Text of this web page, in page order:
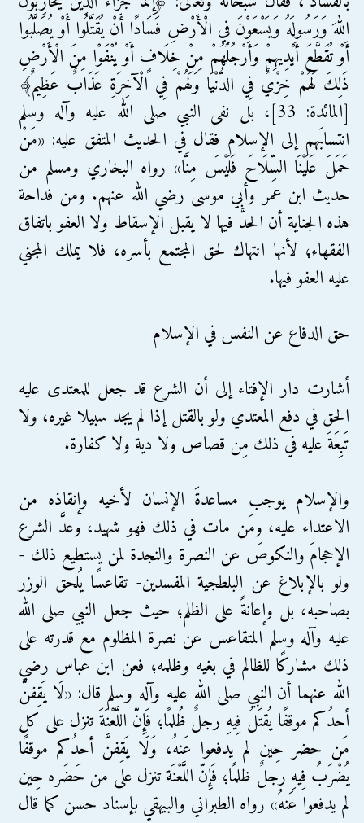
اللهَ وَرَسُولَهُ وَيَسْعَوْنَ فِي الْأَرْضِ فَسَادًا أَنْ يُقَتَّلُوا أَوْ يُصَلَّبُوا
أَوْ تُقَطَّعَ أَيْدِيهِمْ وَأَرْجُلُهُمْ مِنْ خِلَافٍ أَوْ يُنْفَوْا مِنَ الْأَرْضِ
ذَلِكَ لَهُمْ خِزْيٌ فِي الدُّنْيَا وَلَهُمْ فِي الْآخِرَةِ عَذَابٌ عَظِيمٌ﴾
[المائدة: 33]، بل نفى النبي صلى الله عليه وآله وسلم
انتسابَهم إلى الإسلام فقال في الحديث المتفق عليه: «مَنْ
حَمَلَ عَلَيْنَا السِّلَاحَ فَلَيْسَ مِنَّا» رواه البخاري ومسلم من
حديث ابن عمر وأبي موسى رضي الله عنهم. ومن فداحة
هذه الجناية أن الحدَّ فيها لا يقبل الإسقاط ولا العفو باتفاق
الفقهاء؛ لأنها انتهاك لحق المجتمع بأسره، فلا يملك المجني
عليه العفو فيها.
حق الدفاع عن النفس في الإسلام
أشارت دار الإفتاء إلى أن الشرع قد جعل للمعتدى عليه
الحق في دفع المعتدي ولو بالقتل إذا لم يجد سبيلا غيره، ولا
تَبِعَةَ عليه في ذلك مِن قصاص ولا دية ولا كفارة.
والإسلام يوجب مساعدةَ الإنسان لأخيه وإنقاذه من
الاعتداء عليه، ومَن مات في ذلك فهو شهيد، وعدَّ الشرع
الإحجامَ والنكوصَ عن النصرة والنجدة لمن يستطيع ذلك -
ولو بالإبلاغ عن البلطجية المفسدين- تقاعسًا يُلحق الوزر
بصاحبه، بل وإعانةً على الظلم؛ حيث جعل النبي صلى الله
عليه وآله وسلم المتقاعس عن نصرة المظلوم مع قدرته على
ذلك مشاركًا للظالم في بغيه وظلمه؛ فعن ابن عباس رضي
الله عنهما أن النبي صلى الله عليه وآله وسلم قال: «لَا يَقِفنَّ
أحدُكم موقفًا يُقتَلُ فِيهِ رجلٌ ظُلمًا؛ فَإِنّ اللَّعْنَةَ تنزل على كل
مَن حضر حِين لم يدفعوا عَنهُ، وَلَا يَقِفنَّ أحدُكم موقفًا
يُضْرَبُ فِيهِ رجلٌ ظلمًا؛ فَإِنّ اللَّعْنَة تنزل على من حَضَره حِين
لم يدفعوا عَنهُ» رواه الطبراني والبيهقي بإسناد حسن كما قال